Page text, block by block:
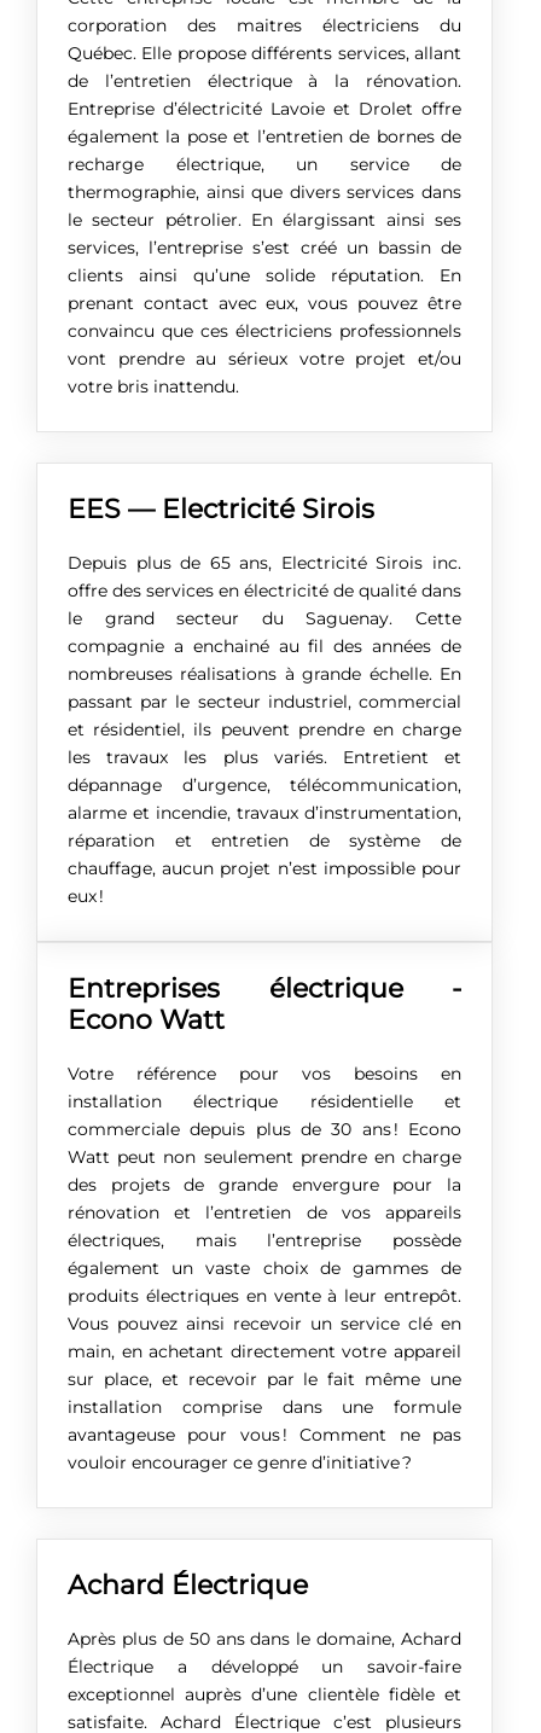
corporation des maitres électriciens du
Québec. Elle propose différents services, allant
de l’entretien électrique à la rénovation.
Entreprise d’électricité Lavoie et Drolet offre
également la pose et l’entretien de bornes de
recharge électrique, un service de
thermographie, ainsi que divers services dans
le secteur pétrolier. En élargissant ainsi ses
services, l’entreprise s’est créé un bassin de
clients ainsi qu’une solide réputation. En
prenant contact avec eux, vous pouvez être
convaincu que ces électriciens professionnels
vont prendre au sérieux votre projet et/ou
votre bris inattendu.
EES — Electricité Sirois
Depuis plus de 65 ans, Electricité Sirois inc.
offre des services en électricité de qualité dans
le grand secteur du Saguenay. Cette
compagnie a enchainé au fil des années de
nombreuses réalisations à grande échelle. En
passant par le secteur industriel, commercial
et résidentiel, ils peuvent prendre en charge
les travaux les plus variés. Entretient et
dépannage d’urgence, télécommunication,
alarme et incendie, travaux d’instrumentation,
réparation et entretien de système de
chauffage, aucun projet n’est impossible pour
eux !
Entreprises électrique -
Econo Watt
Votre référence pour vos besoins en
installation électrique résidentielle et
commerciale depuis plus de 30 ans ! Econo
Watt peut non seulement prendre en charge
des projets de grande envergure pour la
rénovation et l’entretien de vos appareils
électriques, mais l’entreprise possède
également un vaste choix de gammes de
produits électriques en vente à leur entrepôt.
Vous pouvez ainsi recevoir un service clé en
main, en achetant directement votre appareil
sur place, et recevoir par le fait même une
installation comprise dans une formule
avantageuse pour vous ! Comment ne pas
vouloir encourager ce genre d’initiative ?
Achard Électrique
Après plus de 50 ans dans le domaine, Achard
Électrique a développé un savoir-faire
exceptionnel auprès d’une clientèle fidèle et
satisfaite. Achard Électrique c’est plusieurs